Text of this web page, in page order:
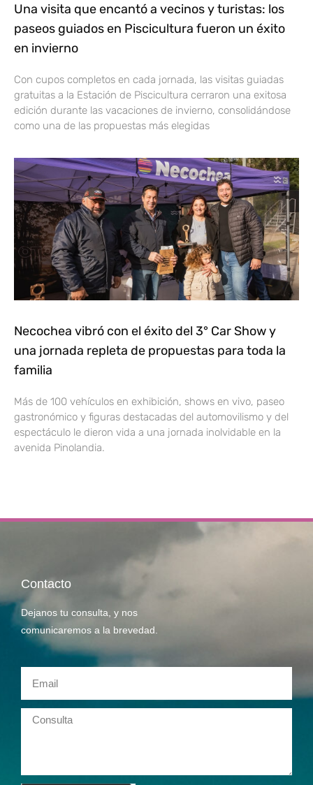
Una visita que encantó a vecinos y turistas: los
paseos guiados en Piscicultura fueron un éxito
en invierno
Con cupos completos en cada jornada, las visitas guiadas
gratuitas a la Estación de Piscicultura cerraron una exitosa
edición durante las vacaciones de invierno, consolidándose
como una de las propuestas más elegidas
Necochea vibró con el éxito del 3° Car Show y
una jornada repleta de propuestas para toda la
familia
Más de 100 vehículos en exhibición, shows en vivo, paseo
gastronómico y figuras destacadas del automovilismo y del
espectáculo le dieron vida a una jornada inolvidable en la
avenida Pinolandia.
Contacto
Dejanos tu consulta, y nos
comunicaremos a la brevedad.